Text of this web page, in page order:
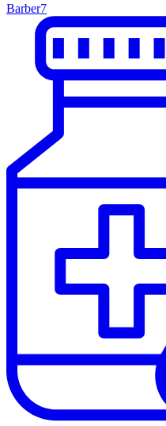
Barber7